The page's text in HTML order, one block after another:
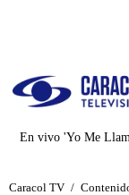
En vivo 'Yo Me
Caracol TV /